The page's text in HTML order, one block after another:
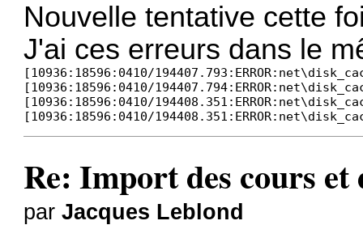
Nouvelle tentative cette
J'ai ces erreurs dans le
[10936:18596:0410/
[10936:18596:0410/
[10936:18596:0410/
[10936:18596:0410/
Re: Import des cours
parJacques Leblond